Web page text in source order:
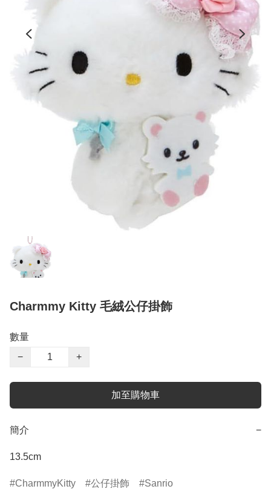
Charmmy Kitty 毛絨公仔掛飾
數量
−
+
加至購物車
簡介 −
13.5cm
CharmmyKitty 公仔掛飾 Sanrio